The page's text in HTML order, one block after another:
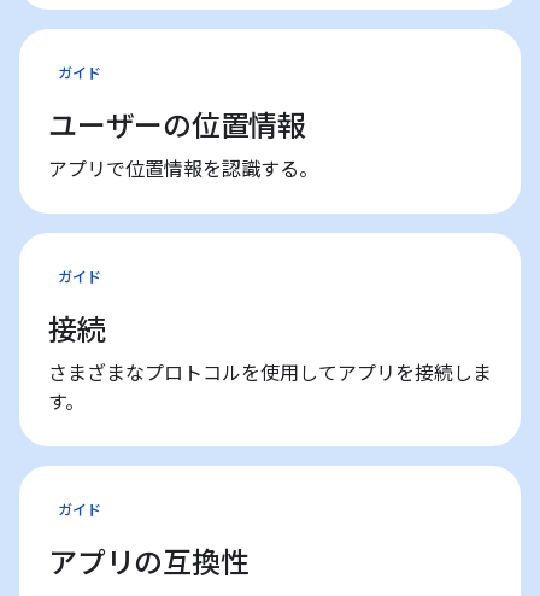
ガイド
ユーザーの位置情報
アプリで位置情報を認識する。
ガイド
接続
さまざまなプロトコルを使用してアプリを接続しま
す。
ガイド
アプリの互換性